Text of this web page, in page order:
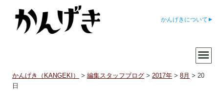
かんげきについて
かんげき（KANGEKI） >編集スタッフブログ >2017年 >8月 >20
日